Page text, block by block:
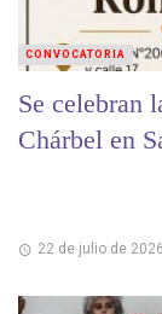
Se celebran
Chárbel en
22 de julio de 2026
CONVOCATORIA